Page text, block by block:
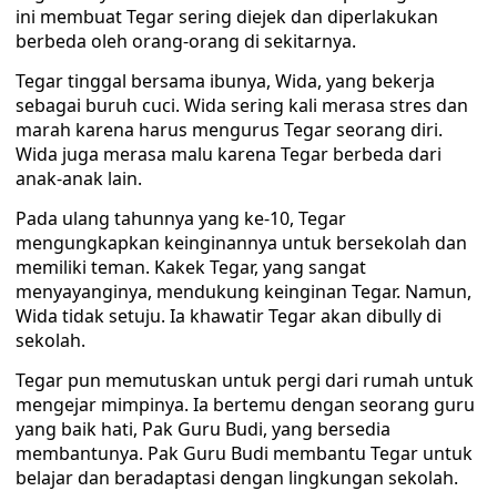
ini membuat Tegar sering diejek dan diperlakukan
berbeda oleh orang-orang di sekitarnya.
Tegar tinggal bersama ibunya, Wida, yang bekerja
sebagai buruh cuci. Wida sering kali merasa stres dan
marah karena harus mengurus Tegar seorang diri.
Wida juga merasa malu karena Tegar berbeda dari
anak-anak lain.
Pada ulang tahunnya yang ke-10, Tegar
mengungkapkan keinginannya untuk bersekolah dan
memiliki teman. Kakek Tegar, yang sangat
menyayanginya, mendukung keinginan Tegar. Namun,
Wida tidak setuju. Ia khawatir Tegar akan dibully di
sekolah.
Tegar pun memutuskan untuk pergi dari rumah untuk
mengejar mimpinya. Ia bertemu dengan seorang guru
yang baik hati, Pak Guru Budi, yang bersedia
membantunya. Pak Guru Budi membantu Tegar untuk
belajar dan beradaptasi dengan lingkungan sekolah.